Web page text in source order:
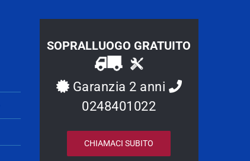
SOPRALLUOGO GRATUITO
Garanzia 2 anni
0248401022
CHIAMACI SUBITO